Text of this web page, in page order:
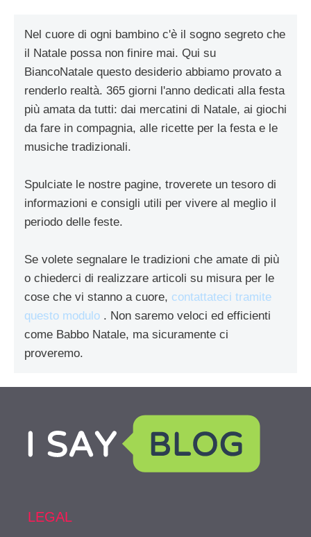
Nel cuore di ogni bambino c'è il sogno segreto che
il Natale possa non finire mai. Qui su
BiancoNatale questo desiderio abbiamo provato a
renderlo realtà. 365 giorni l'anno dedicati alla festa
più amata da tutti: dai mercatini di Natale, ai giochi
da fare in compagnia, alle ricette per la festa e le
musiche tradizionali.
Spulciate le nostre pagine, troverete un tesoro di
informazioni e consigli utili per vivere al meglio il
periodo delle feste.
Se volete segnalare le tradizioni che amate di più
o chiederci di realizzare articoli su misura per le
cose che vi stanno a cuore, contattateci tramite
questo modulo . Non saremo veloci ed efficienti
come Babbo Natale, ma sicuramente ci
proveremo.
LEGAL